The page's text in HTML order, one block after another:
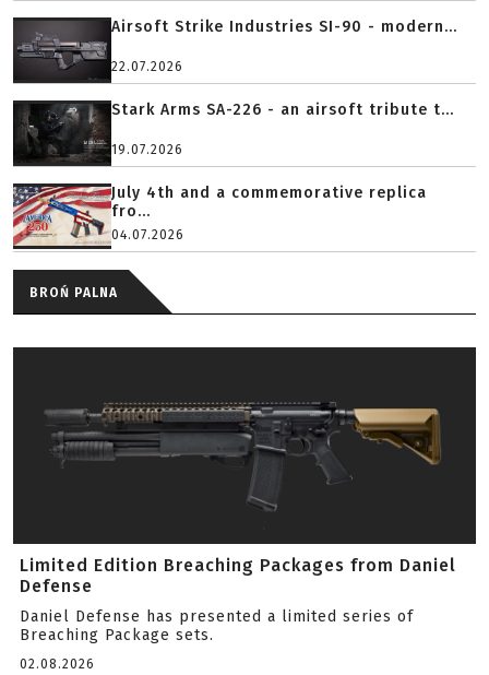
Airsoft Strike Industries SI-90 - modern...
22.07.2026
Stark Arms SA-226 - an airsoft tribute t...
19.07.2026
July 4th and a commemorative replica
fro...
04.07.2026
BROŃ PALNA
Limited Edition Breaching Packages from Daniel
Defense
Daniel Defense has presented a limited series of
Breaching Package sets.
02.08.2026